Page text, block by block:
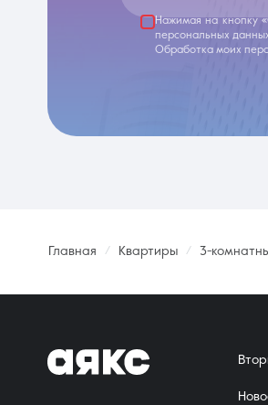
Нажимая на кнопку
персональных
Обработка моих
Главная Квартиры 3-